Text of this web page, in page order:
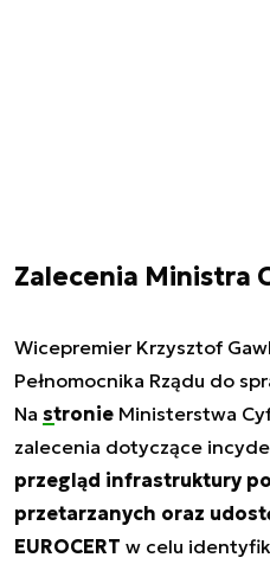
Zalecenia Ministra
Wicepremier Krzysztof
Pełnomocnika Rządu do
Na stronie Ministerstwa
zalecenia dotyczące
przegląd infrastruktury
przetarzanych oraz
EUROCERT w celu